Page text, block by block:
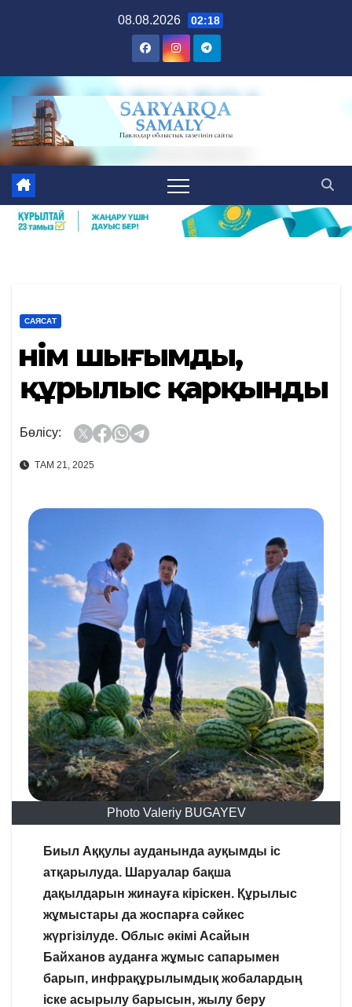
08.08.2026 02:18
САЯСАТ
Өнім шығымды,
құрылыс қарқынды
Бөлісу:
ТАМ 21, 2025
Photo Valeriy BUGAYEV
Биыл Аққулы ауданында ауқымды іс
атқарылуда. Шаруалар бақша
дақылдарын жинауға кіріскен. Құрылыс
жұмыстары да жоспарға сәйкес
жүргізілуде. Облыс әкімі Асайын
Байханов ауданға жұмыс сапарымен
барып, инфрақұрылымдық жобалардың
іске асырылу барысын, жылу беру